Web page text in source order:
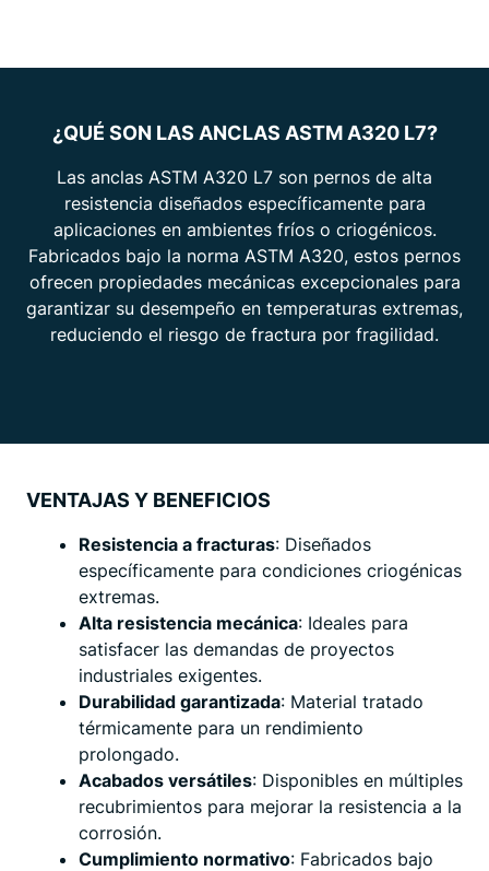
¿QUÉ SON LAS ANCLAS ASTM A320 L7?
Las anclas ASTM A320 L7 son pernos de alta
resistencia diseñados específicamente para
aplicaciones en ambientes fríos o criogénicos.
Fabricados bajo la norma ASTM A320, estos pernos
ofrecen propiedades mecánicas excepcionales para
garantizar su desempeño en temperaturas extremas,
reduciendo el riesgo de fractura por fragilidad.
VENTAJAS Y BENEFICIOS
Resistencia a fracturas: Diseñados
específicamente para condiciones criogénicas
extremas.
Alta resistencia mecánica: Ideales para
satisfacer las demandas de proyectos
industriales exigentes.
Durabilidad garantizada: Material tratado
térmicamente para un rendimiento
prolongado.
Acabados versátiles: Disponibles en múltiples
recubrimientos para mejorar la resistencia a la
corrosión.
Cumplimiento normativo: Fabricados bajo